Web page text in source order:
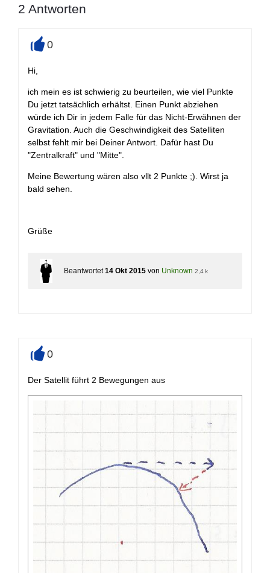
2 Antworten
0
Hi,
ich mein es ist schwierig zu beurteilen, wie viel Punkte
Du jetzt tatsächlich erhältst. Einen Punkt abziehen
würde ich Dir in jedem Falle für das Nicht-Erwähnen der
Gravitation. Auch die Geschwindigkeit des Satelliten
selbst fehlt mir bei Deiner Antwort. Dafür hast Du
"Zentralkraft" und "Mitte".
Meine Bewertung wären also vllt 2 Punkte ;). Wirst ja
bald sehen.
Grüße
Beantwortet 14 Okt 2015 von Unknown 2,4 k
0
Der Satellit führt 2 Bewegungen aus